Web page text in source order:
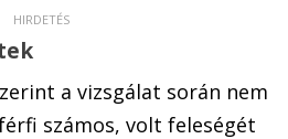
a vizsgálat során nem
számos, volt feleségét